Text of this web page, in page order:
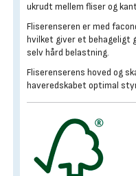
ukrudt mellem fliser og
Fliserenseren er med
hvilket giver et behageligt
selv hård belastning.
Fliserenserens hoved og
haveredskabet optimal